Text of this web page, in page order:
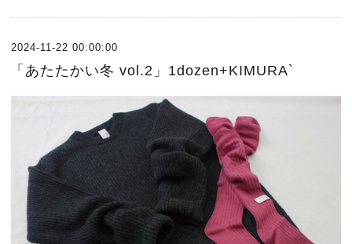
2024-11-22 00:00:00
「あたたかい冬 vol.2」1dozen+KIMURA`